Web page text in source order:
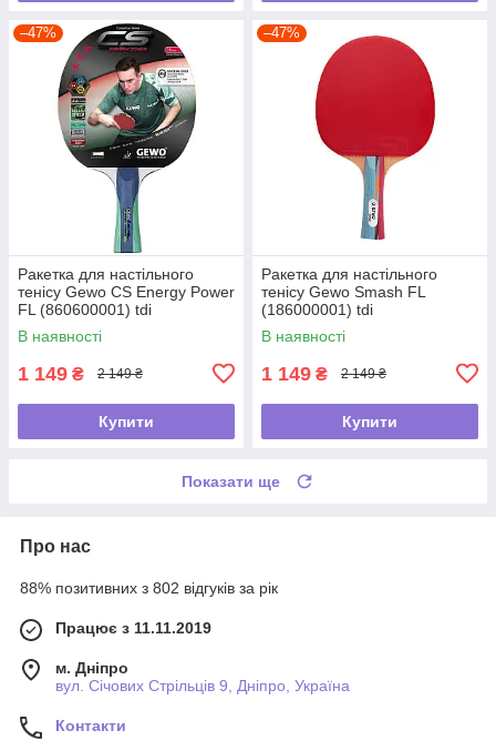
–47%
Ракетка для настільного
тенісу Gewo CS Energy Power
FL (860600001) tdi
В наявності
1 149 ₴ 2 149 ₴
Купити
–47%
Ракетка для настільного
тенісу Gewo Smash FL
(186000001) tdi
В наявності
1 149 ₴ 2 149 ₴
Купити
Показати ще
Про нас
88% позитивних з 802 відгуків за рік
Працює з 11.11.2019
м. Дніпро
вул. Січових Стрільців 9, Дніпро, Україна
Контакти